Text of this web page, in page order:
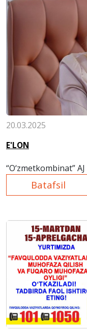
20.03.2025
E'LON
“O‘zmetkombinat”AJ
Batafsil